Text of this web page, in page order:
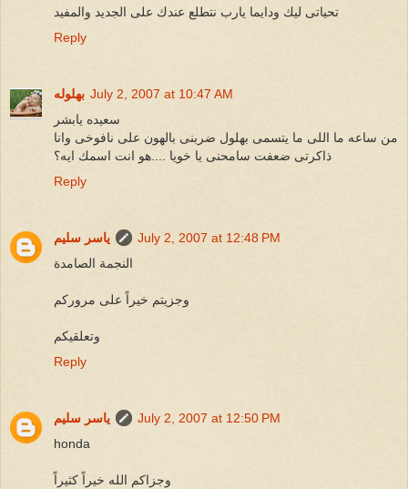
تحياتى ليك ودايما يارب نتطلع عندك على الجديد والمفيد
Reply
بهلوله July 2, 2007 at 10:47 AM
سعيده يابشر
من ساعه ما اللى ما يتسمى بهلول ضربنى بالهون على نافوخى وانا
ذاكرتى ضعفت سامحنى يا خويا ....هو انت اسمك ايه؟
Reply
ياسر سليم
July 2, 2007 at 12:48 PM
النجمة الصامدة
وجزيتم خيراً على مروركم
وتعلقيكم
Reply
ياسر سليم
July 2, 2007 at 12:50 PM
honda
وجزاكم الله خيراً كثيراً